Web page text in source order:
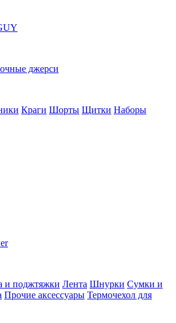
джерси
Краги Шорты Щитки Наборы
и поджтяжки Лента Шнурки Сумки и
Прочие аксессуары Термочехол для